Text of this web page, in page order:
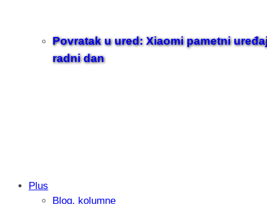
Povratak u ured: Xiaomi pametni
radni dan
Plus
Blog, kolumne